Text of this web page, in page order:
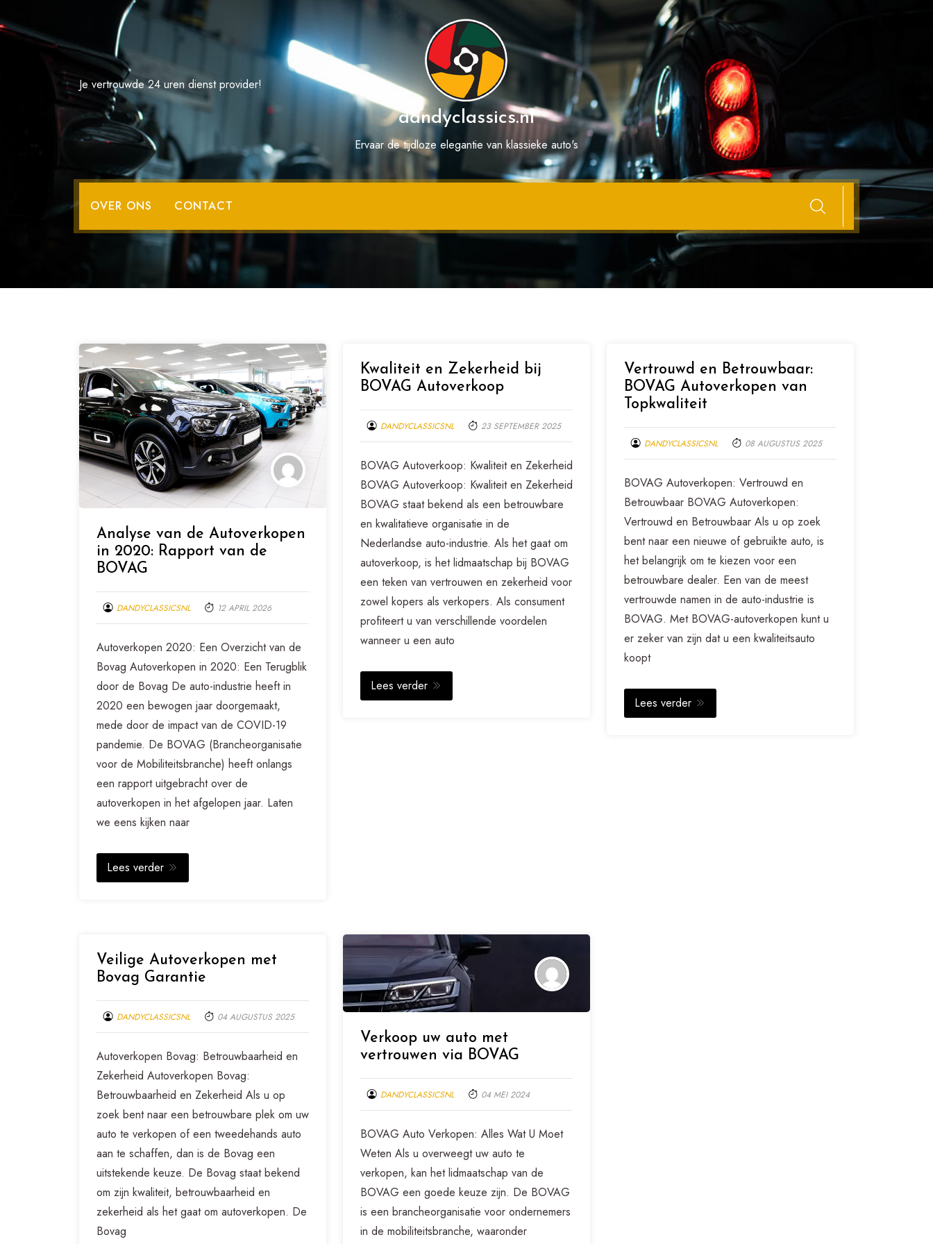
naar
Je vertrouwde 24 uren dienst provider!
dandyclassics.nl
Ervaar de tijdloze elegantie van klassieke auto's
OVER ONS CONTACT
Analyse van de Autoverkopen
in 2020: Rapport van de
BOVAG
DANDYCLASSICSNL 12 APRIL 2026
Autoverkopen 2020: Een Overzicht van de
Bovag Autoverkopen in 2020: Een Terugblik
door de Bovag De auto-industrie heeft in
2020 een bewogen jaar doorgemaakt,
mede door de impact van de COVID-19
pandemie. De BOVAG (Brancheorganisatie
voor de Mobiliteitsbranche) heeft onlangs
een rapport uitgebracht over de
autoverkopen in het afgelopen jaar. Laten
we eens kijken naar
Lees verder
Kwaliteit en Zekerheid bij
BOVAG Autoverkoop
DANDYCLASSICSNL 23 SEPTEMBER 2025
BOVAG Autoverkoop: Kwaliteit en Zekerheid
BOVAG Autoverkoop: Kwaliteit en Zekerheid
BOVAG staat bekend als een betrouwbare
en kwalitatieve organisatie in de
Nederlandse auto-industrie. Als het gaat om
autoverkoop, is het lidmaatschap bij BOVAG
een teken van vertrouwen en zekerheid voor
zowel kopers als verkopers. Als consument
profiteert u van verschillende voordelen
wanneer u een auto
Lees verder
Vertrouwd en Betrouwbaar:
BOVAG Autoverkopen van
Topkwaliteit
DANDYCLASSICSNL 08 AUGUSTUS 2025
BOVAG Autoverkopen: Vertrouwd en
Betrouwbaar BOVAG Autoverkopen:
Vertrouwd en Betrouwbaar Als u op zoek
bent naar een nieuwe of gebruikte auto, is
het belangrijk om te kiezen voor een
betrouwbare dealer. Een van de meest
vertrouwde namen in de auto-industrie is
BOVAG. Met BOVAG-autoverkopen kunt u
er zeker van zijn dat u een kwaliteitsauto
koopt
Lees verder
Veilige Autoverkopen met
Bovag Garantie
DANDYCLASSICSNL 04 AUGUSTUS 2025
Autoverkopen Bovag: Betrouwbaarheid en
Zekerheid Autoverkopen Bovag:
Betrouwbaarheid en Zekerheid Als u op
zoek bent naar een betrouwbare plek om uw
auto te verkopen of een tweedehands auto
aan te schaffen, dan is de Bovag een
uitstekende keuze. De Bovag staat bekend
om zijn kwaliteit, betrouwbaarheid en
zekerheid als het gaat om autoverkopen. De
Bovag
Verkoop uw auto met
vertrouwen via BOVAG
DANDYCLASSICSNL 04 MEI 2024
BOVAG Auto Verkopen: Alles Wat U Moet
Weten Als u overweegt uw auto te
verkopen, kan het lidmaatschap van de
BOVAG een goede keuze zijn. De BOVAG
is een brancheorganisatie voor ondernemers
in de mobiliteitsbranche, waaronder